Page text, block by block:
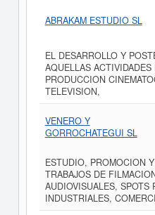
ABRAKAM ESTUDIO SL
EL DESARROLLO Y
AQUELLAS
PRODUCCION
TELEVISION,
VENERO Y
GORROCHATEGUI SL
ESTUDIO, PROMOCION
TRABAJOS DE
AUDIOVISUALES, SPOTS
INDUSTRIALES,